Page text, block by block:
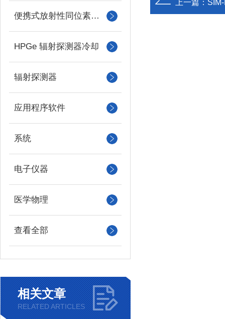
便携式放射性同位素识别装置 （RIID）
HPGe 辐射探测器冷却
辐射探测器
应用程序软件
系统
电子仪器
医学物理
查看全部
相关文章
RELATED ARTICLES
上一篇：